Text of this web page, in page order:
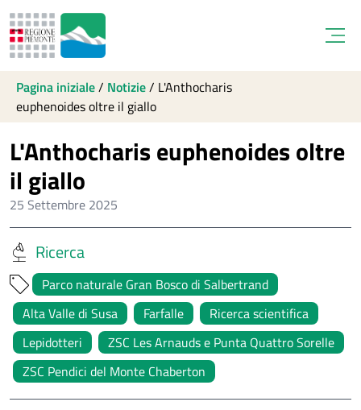
Pagina iniziale/ Notizie/ L'Anthocharis
euphenoides oltre il giallo
L'Anthocharis euphenoides oltre
il giallo
25 Settembre 2025
Ricerca
Parco naturale Gran Bosco di Salbertrand
Alta Valle di Susa
Farfalle
Ricerca scientifica
Lepidotteri
ZSC Les Arnauds e Punta Quattro Sorelle
ZSC Pendici del Monte Chaberton